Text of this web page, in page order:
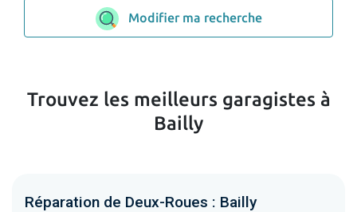
Modifier ma recherche
Trouvez les meilleurs garagistes à
Bailly
Réparation de Deux-Roues : Bailly